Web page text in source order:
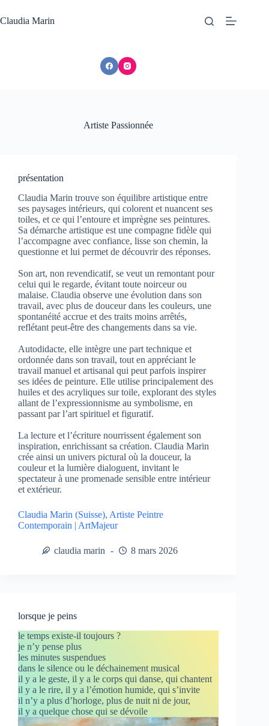
au
contenu
Claudia Marin
Artiste Passionnée
présentation
Claudia Marin trouve son équilibre artistique entre
ses paysages intérieurs, qui colorent et nuancent ses
toiles, et ce qui l’entoure et imprègne ses peintures.
Sa démarche artistique est une compagne fidèle qui
l’accompagne avec confiance, lisse son chemin, la
questionne et lui permet de découvrir des réponses.
Son art, non revendicatif, se veut un remontant pour
celui qui le regarde, évitant toute noirceur ou
malaise. Claudia observe une évolution dans son
travail, avec plus de douceur dans les couleurs, une
spontanéité accrue et des traits moins arrêtés,
reflétant peut-être des changements dans sa vie.
Autodidacte, elle intègre une part technique et
ordonnée dans son travail, tout en appréciant le
travail manuel et artisanal qui peut parfois inspirer
ses idées de peinture. Elle utilise principalement des
huiles et des acryliques sur toile, explorant des styles
allant de l’expressionnisme au symbolisme, en
passant par l’art spirituel et figuratif.
La lecture et l’écriture nourrissent également son
inspiration, enrichissant sa création. Claudia Marin
crée ainsi un univers pictural où la douceur, la
couleur et la lumière dialoguent, invitant le
spectateur à une promenade sensible entre intérieur
et extérieur.
Claudia Marin (Suisse), Artiste Peintre
Contemporain | ArtMajeur
claudia marin 8 mars 2026
lorsque je peins
le temps existe-il toujours ?
je n’y pense plus
les minutes suspendues
dans le silence ou le déchainement musical
il y a le geste, il y a le corps qui danse, qui chantent
il y a le rire, il y a l’émotion humide, qui s’invite
il n’y a plus d’horloge, plus de nuit ni de jour,
il y a quelque chose qui se dévoile